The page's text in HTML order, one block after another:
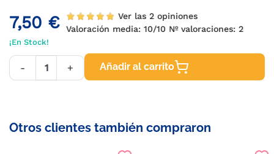
7,50 €
Ver las 2 opiniones
Valoración media:10/10 Nº valoraciones:2
¡En Stock!
- + Añadir al carrito
Otros clientes también compraron